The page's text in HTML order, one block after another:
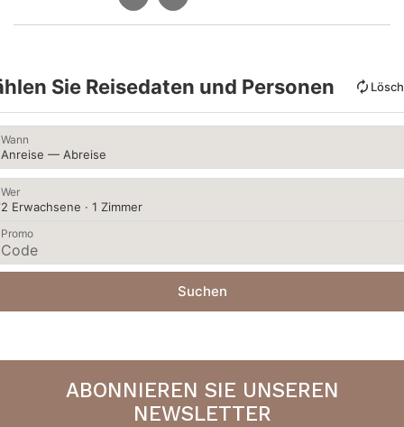
Sie Reisedaten und Personen
Wann
Anreise — Abreise
Wer
2 Erwachsene · 1 Zimmer
Promo
Suchen
ABONNIEREN SIE UNSEREN
NEWSLETTER